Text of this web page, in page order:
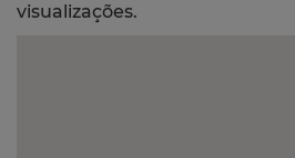
visualizações.